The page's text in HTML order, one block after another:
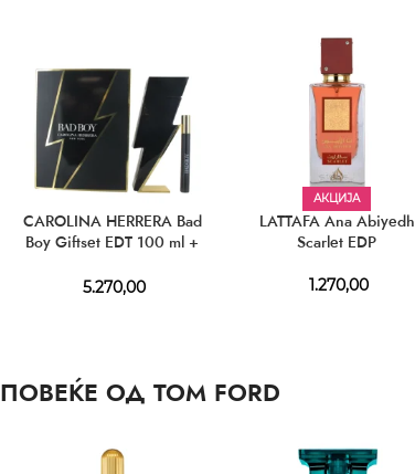
CAROLINA HERRERA Bad
Boy Giftset EDT 100 ml +
5.270,00
АКЦИЈА
LATTAFA Ana Abiyedh
Scarlet EDP
1.270,00
ПОВЕЌЕ ОД TOM FORD